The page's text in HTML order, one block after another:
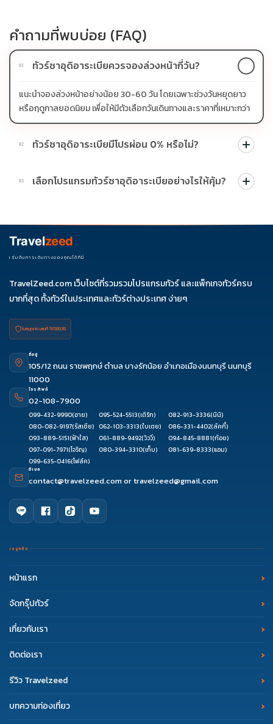
คำถามที่พบบ่อย (FAQ)
01 ทัวร์ซาอุดิอาระเบียควรจองล่วงหน้ากี่วัน?
แนะนำจองล่วงหน้าอย่างน้อย 30-60 วัน โดยเฉพาะช่วงวันหยุดยาว
หรือฤดูกาลยอดนิยม เพื่อให้มีตัวเลือกวันเดินทางและราคาที่เหมาะกว่า
02 ทัวร์ซาอุดิอาระเบียมีโปรผ่อน 0% หรือไม่?
บางโปรแกรมมีโปรผ่อน 0% หรือโปรโมชั่นบัตรเครดิตตามเงื่อนไขที่
บริษัทกำหนด สามารถดูสัญลักษณ์โปรโมชั่นในรายการทัวร์แต่ละ
03 เลือกโปรแกรมทัวร์ซาอุดิอาระเบียอย่างไรให้คุ้ม?
ช่วงราคา ไม่ควรเทียบจากราคาต่ำสุดเพียงอย่างเดียว
Travelzeed
เริ่มต้นการเดินทางของคุณได้ที่นี่
TravelZeed.com เว็บไซต์ที่รวมรวมโปรแกรมทัวร์ และแพ็กเกจทัวร์ครบ
มากที่สุด ทั้งทัวร์ในประเทศและทัวร์ต่างประเทศ ง่ายๆ
ใบอนุญาต เลขที่ 11/08038
ที่อยู่
105/12 ถนน ราชพฤกษ์ ตำบล บางรักน้อย อำเภอเมืองนนทบุรี นนทบุรี
11000
โทรศัพท์
02-108-7900
099-432-9990(อาย) 095-524-5513(เติร์ก) 082-913-3336(นินิ)
080-082-9197(รัสเซีย) 062-103-3313(ใบเตย) 086-331-4402(ลัคกี้)
093-889-5151(ฟ้าใส) 061-889-9492(วิววี่) 094-845-8881(ก้อย)
097-091-7971(โจริญ) 080-394-3310(เก็บ) 081-639-8333(แอม)
099-635-0416(โฟล์ค)
อีเมล
contact@travelzeed.comortravelzeed@gmail.com
เมนูหลัก
หน้าแรก
จัดกรุ๊ปทัวร์
เกี่ยวกับเรา
ติดต่อเรา
รีวิว Travelzeed
บทความท่องเที่ยว